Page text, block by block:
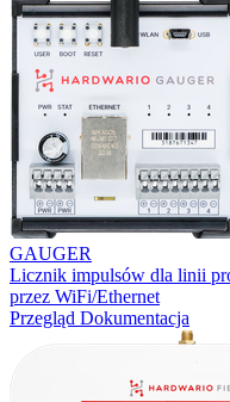
GAUGER
Licznik impulsów dla linii
przez WiFi/Ethernet
Przegląd Dokumentacja